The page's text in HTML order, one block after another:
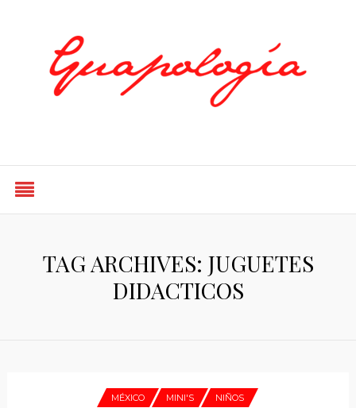
TAG ARCHIVES: JUGUETES
DIDACTICOS
MÉXICO MINI'S NIÑOS